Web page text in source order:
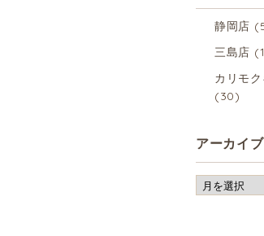
静岡店
三島店
カリモ
(30)
アーカイブ